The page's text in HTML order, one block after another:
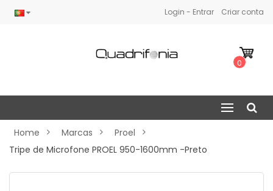
Login - Entrar Criar conta
0
Home Marcas
Proel
Tripe de Microfone PROEL 950-1600mm -Preto